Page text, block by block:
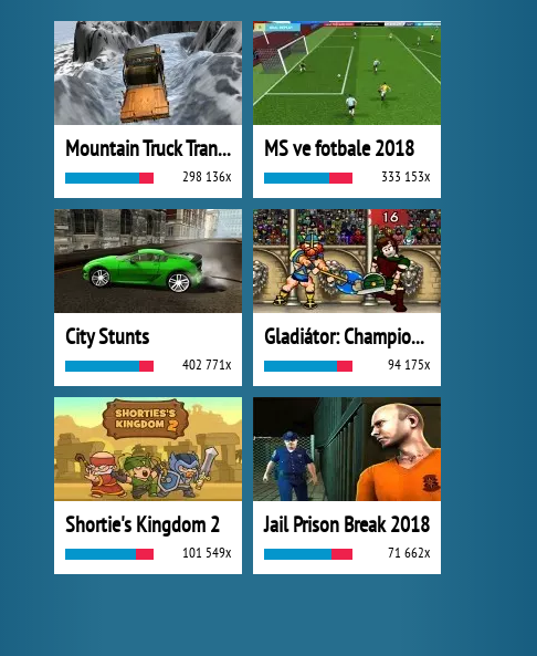
Mountain Truck Transport
298 136x
MS ve fotbale 2018
333 153x
City Stunts
402 771x
Gladiátor: Champions Sprint
94 175x
Shortie's Kingdom 2
101 549x
Jail Prison Break 2018
71 662x